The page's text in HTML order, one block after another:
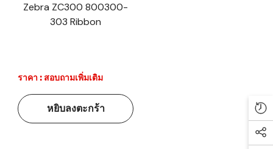
Zebra ZC300 800300-
303 Ribbon
ราคา : สอบถามเพิ่มเติม
หยิบลงตะกร้า